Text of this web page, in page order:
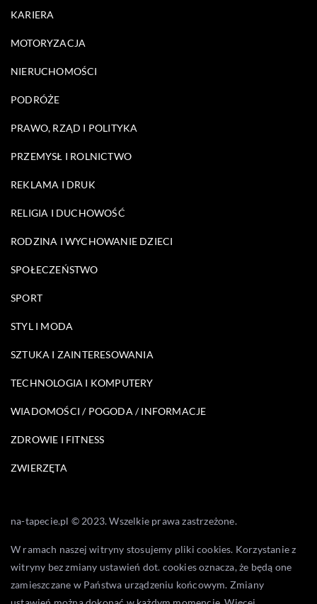
KARIERA
MOTORYZACJA
NIERUCHOMOŚCI
PODRÓŻE
PRAWO, RZĄD I POLITYKA
PRZEMYSŁ I ROLNICTWO
REKLAMA I DRUK
RELIGIA I DUCHOWOŚĆ
RODZINA I WYCHOWANIE DZIECI
SPOŁECZEŃSTWO
SPORT
STYL I MODA
SZTUKA I ZAINTERESOWANIA
TECHNOLOGIA I KOMPUTERY
WIADOMOŚCI / POGODA / INFORMACJE
ZDROWIE I FITNESS
ZWIERZĘTA
na-tapecie.pl © 2023. Wszelkie prawa zastrzeżone.
W ramach naszej witryny stosujemy pliki cookies. Korzystanie z
witryny bez zmiany ustawień dot. cookies oznacza, że będą one
zamieszczane w Państwa urządzeniu końcowym. Zmiany